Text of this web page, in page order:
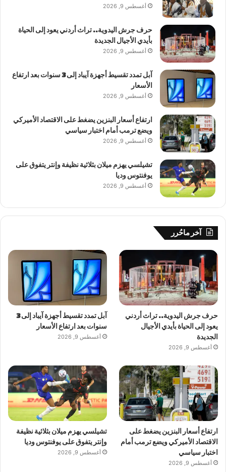
أغسطس 9, 2026
حرف جرش اليدوية.. تراث أردني يعود إلى الحياة
بأيدي الأجيال الجديدة
أغسطس 9, 2026
آبل تمدد تقسيط أجهزة آيباد إلى 3 سنوات بعد ارتفاع
الأسعار
أغسطس 9, 2026
ارتفاع أسعار البنزين يضغط على الاقتصاد الأميركي
ويضع ترمب أمام اختبار سياسي
أغسطس 9, 2026
تشيلسي يهزم ميلان بثلاثية نظيفة وإنتر يتفوق على
يوفنتوس وديا
أغسطس 9, 2026
آخر ماحُرر
حرف جرش اليدوية.. تراث أردني
يعود إلى الحياة بأيدي الأجيال
الجديدة
أغسطس 9, 2026
آبل تمدد تقسيط أجهزة آيباد إلى 3
سنوات بعد ارتفاع الأسعار
أغسطس 9, 2026
ارتفاع أسعار البنزين يضغط على
الاقتصاد الأميركي ويضع ترمب أمام
اختبار سياسي
أغسطس 9, 2026
تشيلسي يهزم ميلان بثلاثية نظيفة
وإنتر يتفوق على يوفنتوس وديا
أغسطس 9, 2026